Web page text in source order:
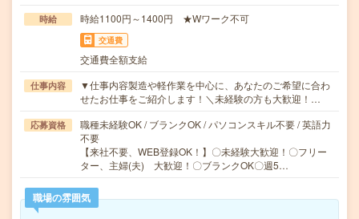
時給 時給1100円～1400円 ★Wワーク不可
交通費
交通費全額支給
仕事内容
▼仕事内容製造や軽作業を中心に、あなたのご希望に合わ
せたお仕事をご紹介します！＼未経験の方も大歓迎！…
応募資格
職種未経験OK / ブランクOK / パソコンスキル不要 / 英語力
不要
【来社不要、WEB登録OK！】〇未経験大歓迎！〇フリー
ター、主婦(夫) 大歓迎！〇ブランクOK〇週5…
職場の雰囲気